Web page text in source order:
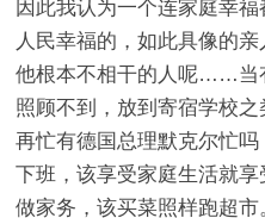
因此我认为一个连家庭幸
人民幸福的，如此具像的
他根本不相干的人呢……当
照顾不到，放到寄宿学校
再忙有德国总理默克尔忙
下班，该享受家庭生活就
做家务，该买菜照样跑超市